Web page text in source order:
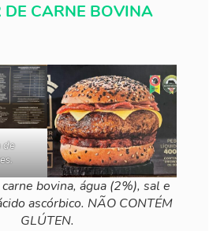
CARNE BOVINA
de
bovina, água (2%), sal e
ascórbico. NÃO CONTÉM
GLÚTEN.